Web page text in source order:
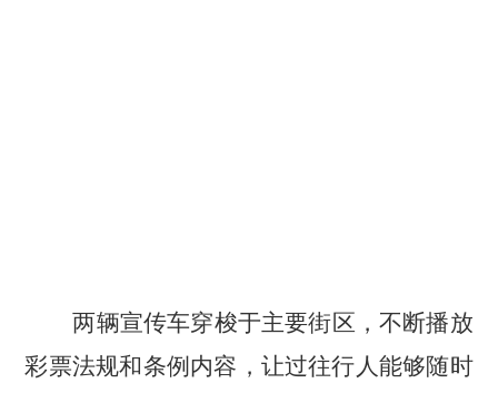
两辆宣传车穿梭于主要街区，不断播放
彩票法规和条例内容， 让过往行人能够随时